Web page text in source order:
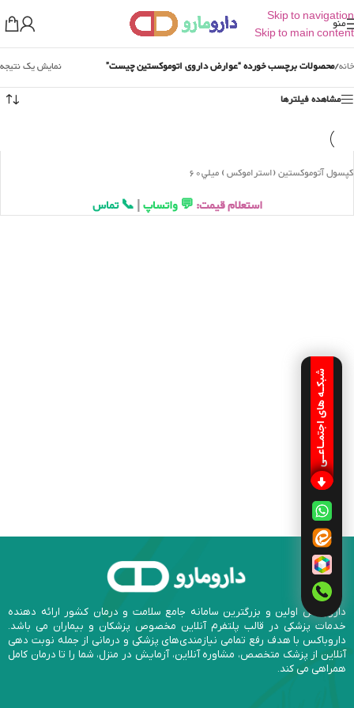
Skip to navigation
Skip to main content
منو
خانه/محصولات برچسب خورده “عوارض داروی اتوموکستین چیست”
نمایش یک نتیجه
مشاهده فیلترها
کپسول آتوموکستين (استراموکس ) ميلي60
استعلام قیمت:💬 واتساپ|📞 تماس
داروباکس اولین و بزرگترین سامانه جامع سلامت و درمان کشور ارائه دهنده
خدمات پزشکی در قالب پلتفرم آنلاین مخصوص پزشکان و بیماران می باشد.
داروباکس با هدف رفع تمامی نیازمندی‌های پزشکی و درمانی از جمله نوبت دهی
آنلاین از پزشک متخصص، مشاوره آنلاین، آزمایش در منزل، شما را تا درمان کامل
همراهی می کند.
شبکـه های اجتمـاعـی